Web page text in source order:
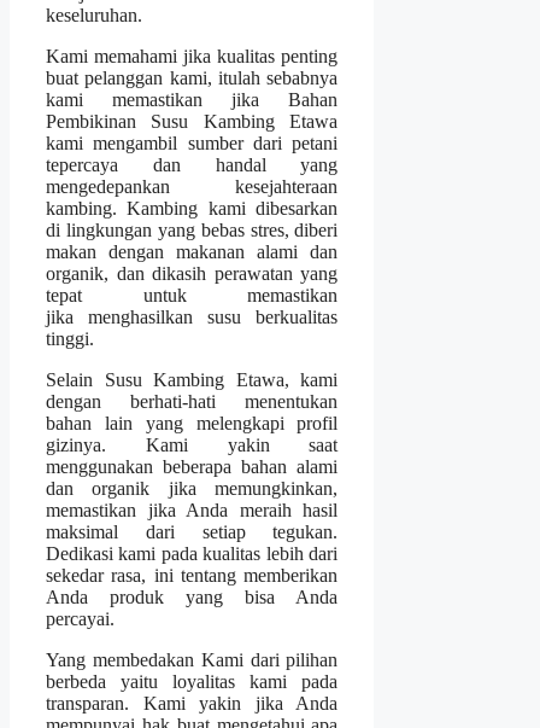
keseluruhan.
Kami memahami jika kualitas penting
buat pelanggan kami, itulah sebabnya
kami memastikan jika Bahan
Pembikinan Susu Kambing Etawa
kami mengambil sumber dari petani
tepercaya dan handal yang
mengedepankan kesejahteraan
kambing. Kambing kami dibesarkan
di lingkungan yang bebas stres, diberi
makan dengan makanan alami dan
organik, dan dikasih perawatan yang
tepat untuk memastikan
jika menghasilkan susu berkualitas
tinggi.
Selain Susu Kambing Etawa, kami
dengan berhati-hati menentukan
bahan lain yang melengkapi profil
gizinya. Kami yakin saat
menggunakan beberapa bahan alami
dan organik jika memungkinkan,
memastikan jika Anda meraih hasil
maksimal dari setiap tegukan.
Dedikasi kami pada kualitas lebih dari
sekedar rasa, ini tentang memberikan
Anda produk yang bisa Anda
percayai.
Yang membedakan Kami dari pilihan
berbeda yaitu loyalitas kami pada
transparan. Kami yakin jika Anda